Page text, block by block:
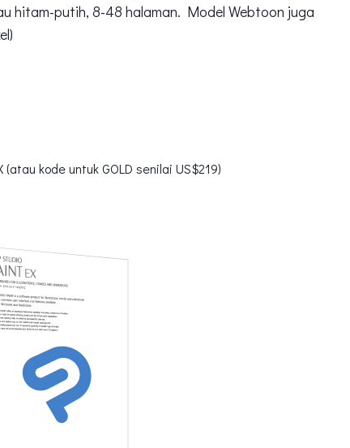
hitam-putih, 8-48 halaman. Model Webtoon juga
kode untuk GOLD senilai US$219)